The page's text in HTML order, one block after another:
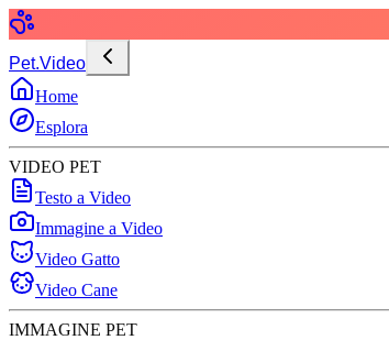
Pet.Video
Home
Esplora
VIDEO PET
Testo a Video
Immagine a Video
Video Gatto
Video Cane
IMMAGINE PET